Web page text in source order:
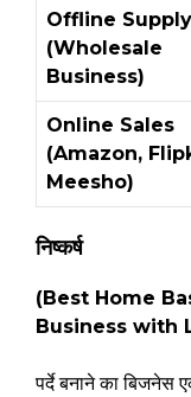
Offline Supply
(Wholesale
Business)
Online Sales
(Amazon,
Meesho)
निष्कर्ष
(Best Home
Business with
पर्दे बनाने का